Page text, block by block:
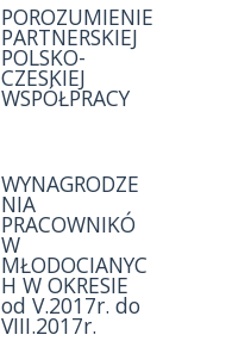
POROZUMIENIE
PARTNERSKIEJ
POLSKO-
CZESKIEJ
WSPÓŁPRACY
WYNAGRODZE
NIA
PRACOWNIKÓ
W
MŁODOCIANYC
H W OKRESIE
od V.2017r. do
VIII.2017r.
PROMOCJA
ROCZNIKA
„Bibliotheca
Bielaviana
2015”
ROK SZKOLNY
2016/2017